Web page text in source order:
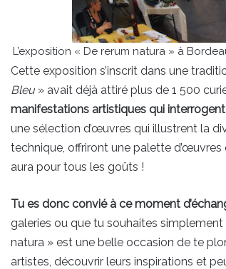
L’exposition « De rerum natura » à
Cette exposition s’inscrit dans une
Bleu » avait déjà attiré plus de 1 500
manifestations artistiques qui
une sélection d’œuvres qui illustrent la
technique, offriront une palette d’œuvres
aura pour tous les goûts !
Tu es donc convié à ce moment
galeries ou que tu souhaites
natura » est une belle occasion de te
artistes, découvrir leurs inspirations et